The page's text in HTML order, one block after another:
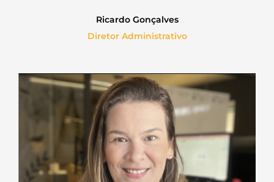
Ricardo Gonçalves
Diretor Administrativo